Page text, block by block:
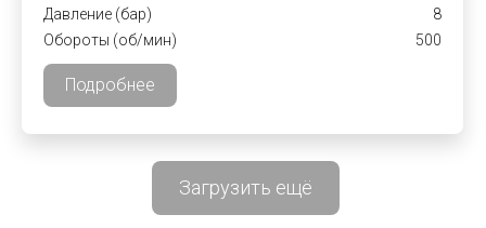
Давление (бар)
8
Обороты (об/мин)
500
Подробнее
Загрузить ещё